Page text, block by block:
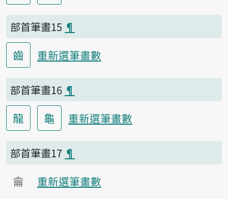
部首筆畫15 ¶
齒 重新選筆畫數
部首筆畫16 ¶
龍 龜 重新選筆畫數
部首筆畫17 ¶
龠 重新選筆畫數